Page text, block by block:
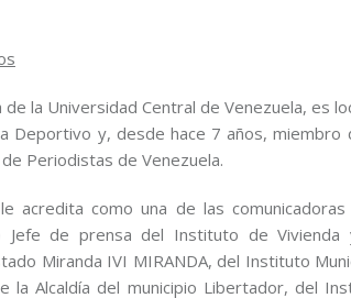
la Universidad Central de Venezuela, es
Deportivo y, desde hace 7 años, miembro
Periodistas de Venezuela.
acredita como una de las
Jefe de prensa del Instituto de Vivienda
Miranda IVI MIRANDA, del Instituto
la Alcaldía del municipio Libertador, del